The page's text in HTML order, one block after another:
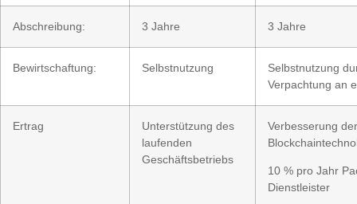
Abschreibung: 3 Jahre 3 Jahre
Bewirtschaftung: Selbstnutzung
Selbstnutzung
Verpachtung an
Ertrag
Unterstützung des
laufenden
Geschäftsbetriebs
Verbesserung
10 % pro Jahr
Dienstleister